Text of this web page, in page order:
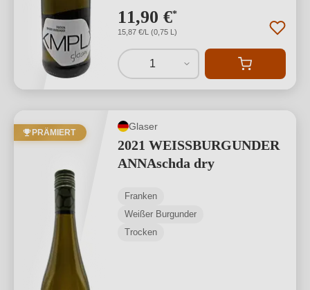
11,90 €*
15,87 €/L (0,75 L)
1
PRÄMIERT
Glaser
2021 WEISSBURGUNDER
ANNAschda dry
Franken
Weißer Burgunder
Trocken